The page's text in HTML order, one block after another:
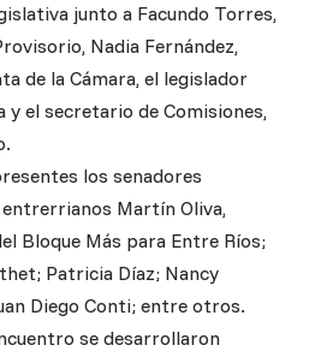
junto a Facundo Torres,
Nadia Fernández,
de la Cámara, el legislador
y el secretario de Comisiones,
los senadores
Martín Oliva,
Bloque Más para Entre Ríos;
Patricia Díaz; Nancy
Diego Conti; entre otros.
se desarrollaron